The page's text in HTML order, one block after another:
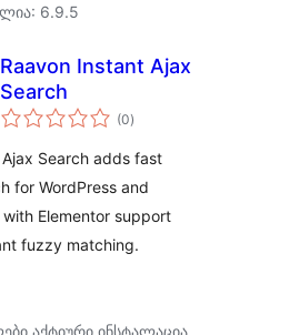
6.9.5
Raavon Instant Ajax
Search
(0საერთო
რეიტინგი
)
Search adds fast
for WordPress and
with Elementor support
fuzzy matching.
აქტიური ინსტალაცია